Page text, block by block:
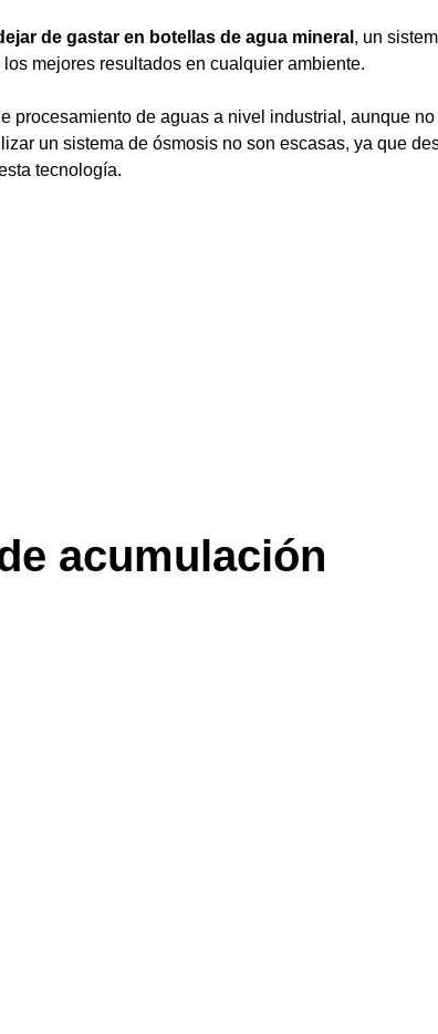
de gastar en botellas de agua mineral , un
mejores resultados en cualquier ambiente.
procesamiento de aguas a nivel industrial, aunque
un sistema de ósmosis no son escasas, ya que
tecnología.
acumulación